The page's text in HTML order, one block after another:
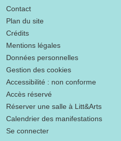
Menu footer
Contact
Plan du site
Crédits
Mentions légales
Données personnelles
Gestion des cookies
Accessibilité : non conforme
Accès réservé
Réserver une salle à Litt&Arts
Calendrier des manifestations
Se connecter